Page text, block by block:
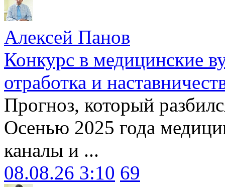
Алексей Панов
Конкурс в медицинские
отработка и
Прогноз, который
Осенью 2025 года
каналы и ...
08.08.26 3:10 69